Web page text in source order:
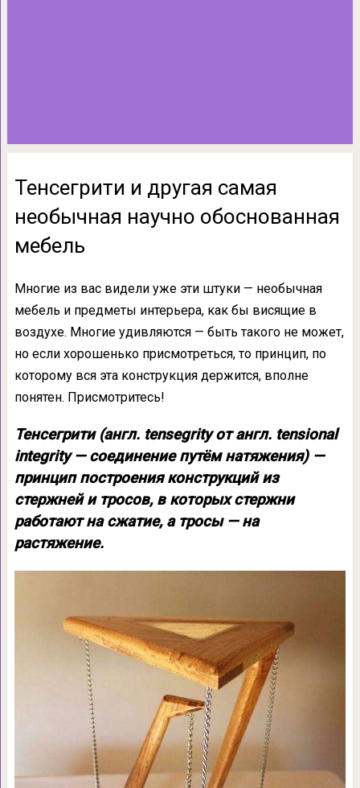
Тенсегрити и другая самая
необычная научно обоснованная
мебель
Многие из вас видели уже эти штуки — необычная
мебель и предметы интерьера, как бы висящие в
воздухе. Многие удивляются — быть такого не может,
но если хорошенько присмотреться, то принцип, по
которому вся эта конструкция держится, вполне
понятен. Присмотритесь!
Тенсегрити (англ. tensegrity от англ. tensional
integrity — соединение путём натяжения) —
принцип построения конструкций из
стержней и тросов, в которых стержни
работают на сжатие, а тросы — на
растяжение.